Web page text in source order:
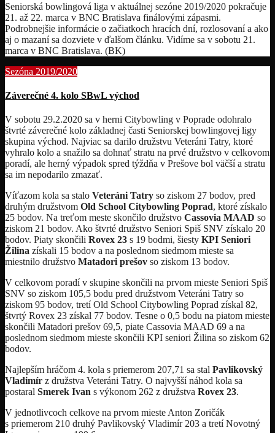
Seniorská bowlingová liga v aktuálnej sezóne 2019/2020 pokračuje
21. až 22. marca v BNC Bratislava finálovými zápasmi.
Podrobnejšie informácie o začiatkoch hracích dní, rozlosovaní a ako
aj o mazaní sa dozviete v ďalšom článku. Vidíme sa v sobotu 21.
marca v BNC Bratislava. (BK)
Sezóna 2019/2020
Záverečné 4. kolo SBwL východ
V sobotu 29.2.2020 sa v herni Citybowling v Poprade odohralo
štvrté záverečné kolo základnej časti Seniorskej bowlingovej ligy
skupina východ. Najviac sa darilo družstvu Veteráni Tatry, ktoré
vyhralo kolo a snažilo sa dohnať stratu na prvé družstvo v celkovom
poradí, ale herný výpadok spred týždňa v Prešove bol väčší a stratu
sa im nepodarilo zmazať.
Víťazom kola sa stalo Veteráni Tatry so ziskom 27 bodov, pred
druhým družstvom Old School Citybowling Poprad, ktoré získalo
25 bodov. Na treťom meste skončilo družstvo Cassovia MAAD so
ziskom 21 bodov. Ako štvrté družstvo Seniori Spiš SNV získalo 20
bodov. Piaty skončili Rovex 23 s 19 bodmi, šiesty KPI Seniori
Žilina získali 15 bodov a na poslednom siedmom mieste sa
miestnilo družstvo Matadori prešov so ziskom 13 bodov.
V celkovom poradí v skupine skončili na prvom mieste Seniori Spiš
SNV so ziskom 105,5 bodu pred družstvom Veteráni Tatry so
ziskom 95 bodov, tretí Old School Citybowling Poprad získal 82,
štvrtý Rovex 23 získal 77 bodov. Tesne o 0,5 bodu na piatom mieste
skončili Matadori prešov 69,5, piate Cassovia MAAD 69 a na
poslednom siedmom mieste skončili KPI seniori Žilina so ziskom 62
bodov.
Najlepším hráčom 4. kola s priemerom 207,71 sa stal Pavlikovský
Vladimír z družstva Veteráni Tatry. O najvyšší náhod kola sa
postaral Smerek Ivan s výkonom 262 z družstva Rovex 23.
V jednotlivcoch celkove na prvom mieste Anton Zoričák
s priemerom 210 druhý Pavlikovský Vladimír 203 a tretí Novotný